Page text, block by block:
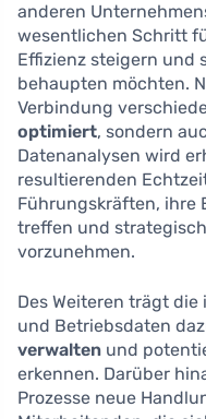
anderen
wesentlichen Schritt
Effizienz steigern und
behaupten möchten.
Verbindung
optimiert, sondern
Datenanalysen wird
resultierenden
Führungskräften, ihre
treffen und
vorzunehmen.
Des Weiteren trägt
und Betriebsdaten
verwalten und
erkennen. Darüber
Prozesse neue